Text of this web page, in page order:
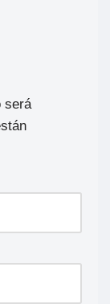
será